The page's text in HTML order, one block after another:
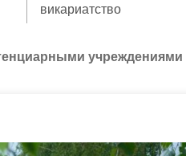
викариатство